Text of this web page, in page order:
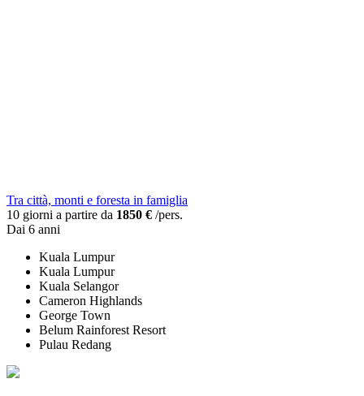
Tra città, monti e foresta in famiglia
10 giorni a partire da 1850 € /pers.
Dai 6 anni
Kuala Lumpur
Kuala Lumpur
Kuala Selangor
Cameron Highlands
George Town
Belum Rainforest Resort
Pulau Redang